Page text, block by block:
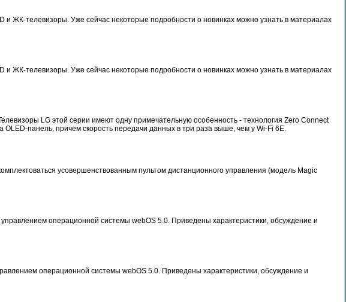
и ЖК-телевизоры. Уже сейчас некоторые подробности о новинках можно узнать в материалах
и ЖК-телевизоры. Уже сейчас некоторые подробности о новинках можно узнать в материалах
LG этой серии имеют одну примечательную особенность - технология Zero Connect
панель, причем скорость передачи данных в три раза выше, чем у Wi-Fi 6E.
усовершенствованным пультом дистанционного управления (модель Magic
операционной системы webOS 5.0. Приведены характеристики, обсуждение и
операционной системы webOS 5.0. Приведены характеристики, обсуждение и